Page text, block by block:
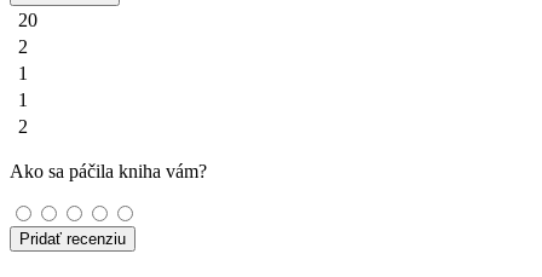
20
2
1
1
2
Ako sa páčila kniha vám?
Pridať recenziu